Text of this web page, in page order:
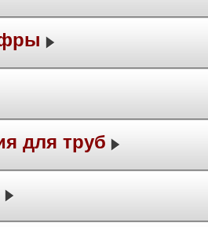
для труб